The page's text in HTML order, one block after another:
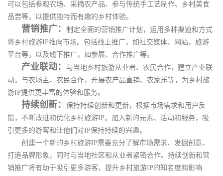
可以包括参观农场、采摘农产品、参与传统手工艺制作、乡村美食
品尝等，以提供独特而有趣的乡村体验。
营销推广：
制定全面的营销推广计划，运用多种渠道和方式
将乡村旅游IP推向市场。包括线上推广，如社交媒体、网站、旅游
平台等，以及线下推广，如参展、合作推广等。
产业联动：
与当地乡村旅游从业者、农民合作，建立产业联
动。与农场主、农民合作，开展农产品直销、农家乐等，为乡村旅
游IP提供更丰富的体验和服务。
持续创新：
保持持续创新和更新，根据市场需求和用户反
馈，不断改进和优化乡村旅游IP。加入新的元素、活动和服务，吸
引更多的游客和让他们对IP保持持续的兴趣。
创建一个新的乡村旅游IP需要充分了解市场需求、发掘创意、
打造品牌形象，同时与当地社区和从业者紧密合作。持续创新和营
销推广将有助于吸引更多游客，提升乡村旅游IP的知名度和影响